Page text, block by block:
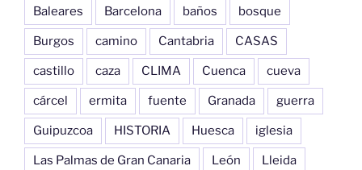
Baleares Barcelona baños bosque
Burgos camino Cantabria CASAS
castillo caza CLIMA Cuenca cueva
cárcel ermita fuente Granada guerra
Guipuzcoa HISTORIA Huesca iglesia
Las Palmas de Gran Canaria León Lleida